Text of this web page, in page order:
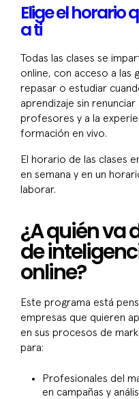
Elige el horario
a ti
Todas las clases se
online, con acceso a las
repasar o estudiar
aprendizaje sin
profesores y a la
formación en vivo.
El horario de las clases
en semana y en un
laborar.
¿A quién va
de
online?
Este programa está
empresas que quieren
en sus procesos de
para:
Profesionales del
en campañas y